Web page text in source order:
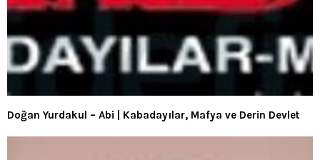
Doğan Yurdakul – Abi | Kabadayılar, Mafya ve Derin Devlet